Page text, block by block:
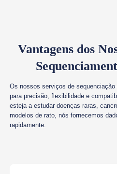
Vantagens dos
Os nossos serviços de
para precisão, flexibilidade e
esteja a estudar doenças raras,
modelos de rato, nós fornecemos
rapidamente.